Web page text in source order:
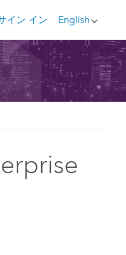
English
イン イン